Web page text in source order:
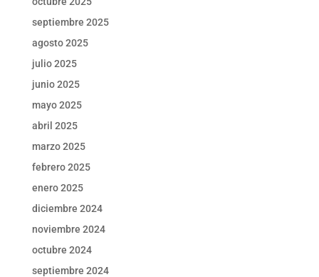
septiembre 2025
agosto 2025
julio 2025
junio 2025
mayo 2025
abril 2025
marzo 2025
febrero 2025
enero 2025
diciembre 2024
noviembre 2024
octubre 2024
septiembre 2024